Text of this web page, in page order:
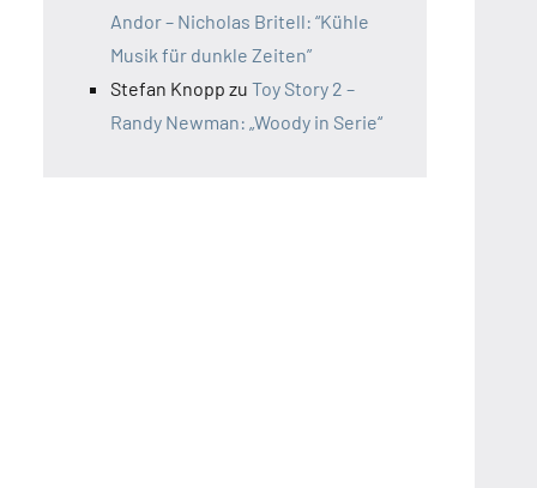
Andor – Nicholas Britell: “Kühle
Musik für dunkle Zeiten”
Stefan Knopp zu Toy Story 2 –
Randy Newman: „Woody in Serie“